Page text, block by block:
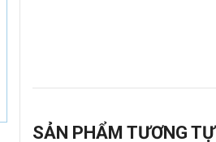
SẢN PHẨM TƯƠNG TỰ